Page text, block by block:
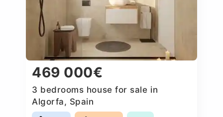
469 000€
3 bedrooms house for sale in
Algorfa, Spain